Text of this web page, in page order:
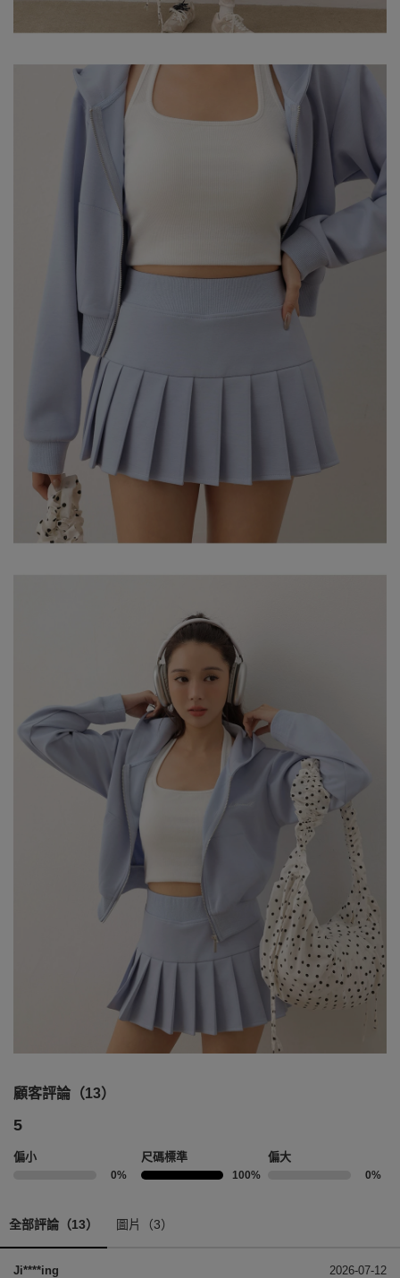
顧客評論（13）
5
偏小
0%
尺碼標準
100%
偏大
0%
全部評論（13） 圖片（3）
Ji****ing 2026-07-12